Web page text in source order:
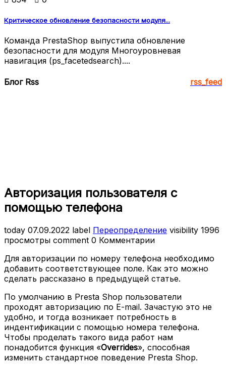
Критическое обновление безопасности модуля...
Команда PrestaShop выпустила обновление
безопасности для модуля Многоуровневая
навигация (ps_facetedsearch)....
Блог Rss rss_feed
Авторизация пользователя с
помощью телефона
today 07.09.2022 label Переопределение visibility 1996
просмотры comment 0 Комментарии
Для авторизации по номеру телефона необходимо
добавить соответствующее поле. Как это можно
сделать рассказано в предыдущей статье.
По умолчанию в Presta Shop пользователи
проходят авторизацию по E-mail. Зачастую это не
удобно, и тогда возникает потребность в
индентификации с помощью номера телефона.
Чтобы проделать такого вида работ нам
понадобится функция «Overrides», способная
изменить стандартное поведение Presta Shop.